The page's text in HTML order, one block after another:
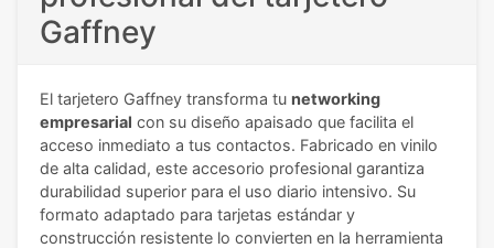
Gaffney
El tarjetero Gaffney transforma tu networking
empresarial con su diseño apaisado que facilita el
acceso inmediato a tus contactos. Fabricado en vinilo
de alta calidad, este accesorio profesional garantiza
durabilidad superior para el uso diario intensivo. Su
formato adaptado para tarjetas estándar y
construcción resistente lo convierten en la herramienta